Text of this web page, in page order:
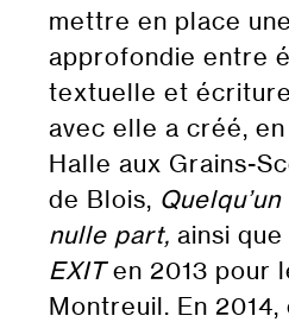
mettre en place
approfondie entre
textuelle et
avec elle a créé,
Halle aux Grains-
de Blois,
nulle part, ainsi
EXITen 2013 pour
Montreuil. En